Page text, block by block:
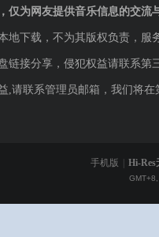
仅为网友提供音乐信息的交流
地下载，不为其版权负责，服
链接分享，侵犯权益请联系第
,请联系管理员邮箱，我们将在
手机版 Hi-Res